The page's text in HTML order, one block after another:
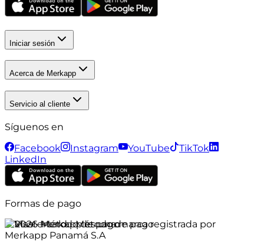
Iniciar sesión
Acerca de Merkapp
Servicio al cliente
Síguenos en
Facebook
Instagram YouTube
TikTok
LinkedIn
Formas de pago
©2026Merkapp es una marca registrada por
Merkapp Panamá S.A